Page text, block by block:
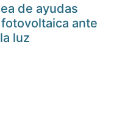
de ayudas
ante
luz